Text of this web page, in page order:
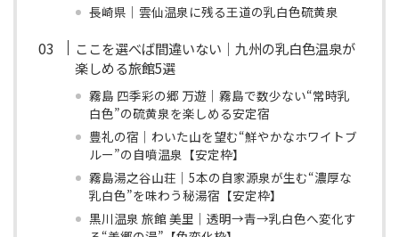
長崎県｜雲仙温泉に残る王道の乳白色硫黄泉
ここを選べば間違いない｜九州の乳白色温泉が
楽しめる旅館5選
霧島 四季彩の郷 万遊｜霧島で数少ない“常時乳
白色”の硫黄泉を楽しめる安定宿
豊礼の宿｜わいた山を望む“鮮やかなホワイトブ
ルー”の自噴温泉【安定枠】
霧島湯之谷山荘｜5本の自家源泉が生む“濃厚な
乳白色”を味わう秘湯宿【安定枠】
黒川温泉 旅館 美里｜透明→青→乳白色へ変化す